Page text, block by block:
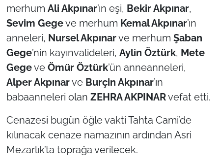
merhum Ali Akpınar’ın eşi, Bekir Akpınar,
Sevim Gegeve merhum Kemal Akpınar’ın
anneleri, Nursel Akpınarve merhum Şaban
Gege’nin kayınvalideleri, Aylin Öztürk, Mete
Gegeve Ömür Öztürk’ün anneanneleri,
Alper Akpınarve Burçin Akpınar’ın
babaanneleri olan ZEHRA AKPINARvefat etti.
Cenazesi bugün öğle vakti Tahta Cami’de
kılınacak cenaze namazının ardından Asri
Mezarlık’ta toprağa verilecek.
TEKİRDAĞ
KIRKLARELİ
ÇANAKKALE
TÜRKİYE
Bölge
Güvenlik